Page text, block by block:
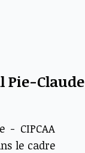
Pie-Claude
CIPCAA
le cadre